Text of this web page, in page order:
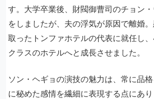
す。大学卒業後、財閥御曹司のチョン
をしましたが、夫の浮気が原因で離婚
取ったトンファホテルの代表に就任し
クラスのホテルへと成長させました。
ソン・ヘギョの演技の魅力は、常に品
に秘めた感情を繊細に表現する点にあ